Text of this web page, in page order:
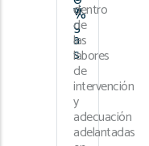
vi
g
a
s
%
dentro
de
las
labores
de
intervención
y
adecuación
adelantadas